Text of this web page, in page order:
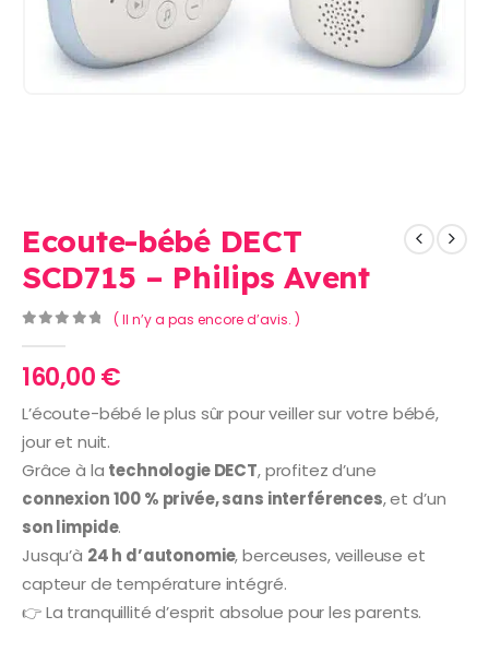
Ecoute-bébé DECT
SCD715 – Philips Avent
( Il n’y a pas encore d’avis. )
160,00€
L’écoute-bébé le plus sûr pour veiller sur votre bébé,
jour et nuit.
Grâce à la technologie DECT, profitez d’une
connexion 100 % privée, sans interférences, et d’un
son limpide.
Jusqu’à 24 h d’autonomie, berceuses, veilleuse et
capteur de température intégré.
👉 La tranquillité d’esprit absolue pour les parents.